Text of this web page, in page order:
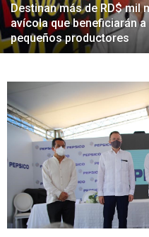
Destinan más de RD$ mil
avícola que beneficiarán
pequeños productores